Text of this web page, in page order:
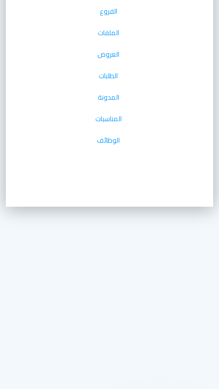
الفروع
الملفات
العروض
الطلبات
المدونة
المناسبات
الوظائف